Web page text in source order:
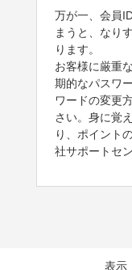
万が一、会員
まうと、なり
ります。
お客様に厳重
期的なパスワ
ワードの変更
さい。身に覚
り、ポイント
社サポートセ
表示